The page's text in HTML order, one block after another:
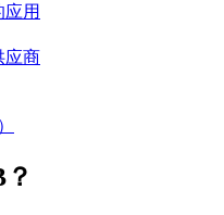
用
应商